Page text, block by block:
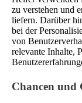
zu verstehen und
liefern. Darüber
bei der
von
relevante Inhalte,
Chancen und